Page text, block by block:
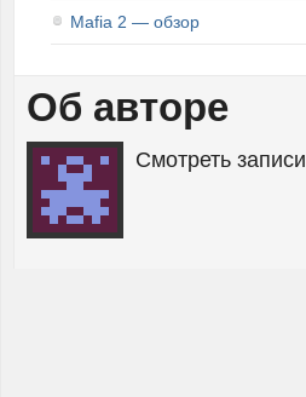
Mafia 2 — обзор
Об авторе
Смотреть записи